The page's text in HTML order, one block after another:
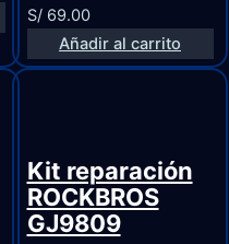
S/69.00
Añadir al carrito
Kit reparación
ROCKBROS
GJ9809